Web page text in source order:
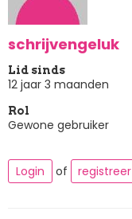
schrijvengeluk
Lid sinds
12 jaar 3 maanden
Rol
Gewone gebruiker
Login of registreer